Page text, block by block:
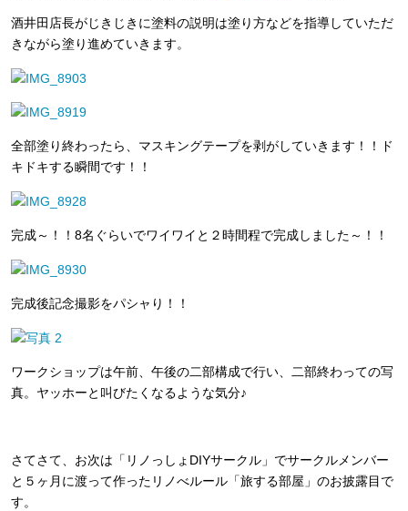
酒井田店長がじきじきに塗料の説明は塗り方などを指導していただ
きながら塗り進めていきます。
全部塗り終わったら、マスキングテープを剥がしていきます！！ド
キドキする瞬間です！！
完成～！！8名ぐらいでワイワイと２時間程で完成しました～！！
完成後記念撮影をパシャり！！
ワークショップは午前、午後の二部構成で行い、二部終わっての写
真。ヤッホーと叫びたくなるような気分♪
さてさて、お次は「リノっしょDIYサークル」でサークルメンバー
と５ヶ月に渡って作ったリノべルール「旅する部屋」のお披露目で
す。